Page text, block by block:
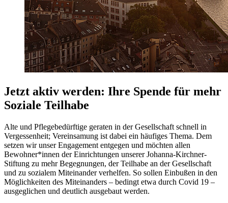
Jetzt aktiv werden: Ihre Spende für mehr
Soziale Teilhabe
Alte und Pflegebedürftige geraten in der Gesellschaft schnell in
Vergessenheit; Vereinsamung ist dabei ein häufiges Thema. Dem
setzen wir unser Engagement entgegen und möchten allen
Bewohner*innen der Einrichtungen unserer Johanna-Kirchner-
Stiftung zu mehr Begegnungen, der Teilhabe an der Gesellschaft
und zu sozialem Miteinander verhelfen. So sollen Einbußen in den
Möglichkeiten des Miteinanders – bedingt etwa durch Covid 19 –
ausgeglichen und deutlich ausgebaut werden.